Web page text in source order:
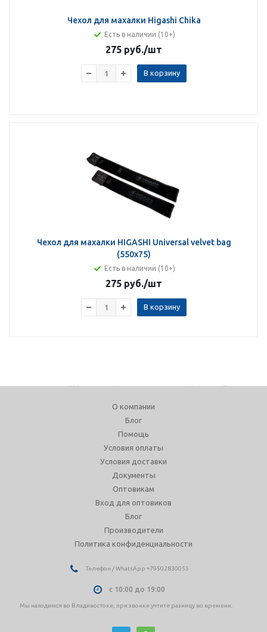
Чехол для махалки Higashi Chika
Есть в наличии (10+)
275 руб./шт
В корзину
Чехол для махалки HIGASHI Universal velvet bag
(550х75)
Есть в наличии (10+)
275 руб./шт
В корзину
О компании
Блог
Помощь
Условия оплаты
Условия доставки
Документы
Оптовикам
Вход для оптовиков
Блог
Производители
Политика конфиденциальности
Телефон / WhatsApp +79502830055
с 10:00 до 19:00
Мы находимся во Владивостоке, при звонке учтите разницу во времени.